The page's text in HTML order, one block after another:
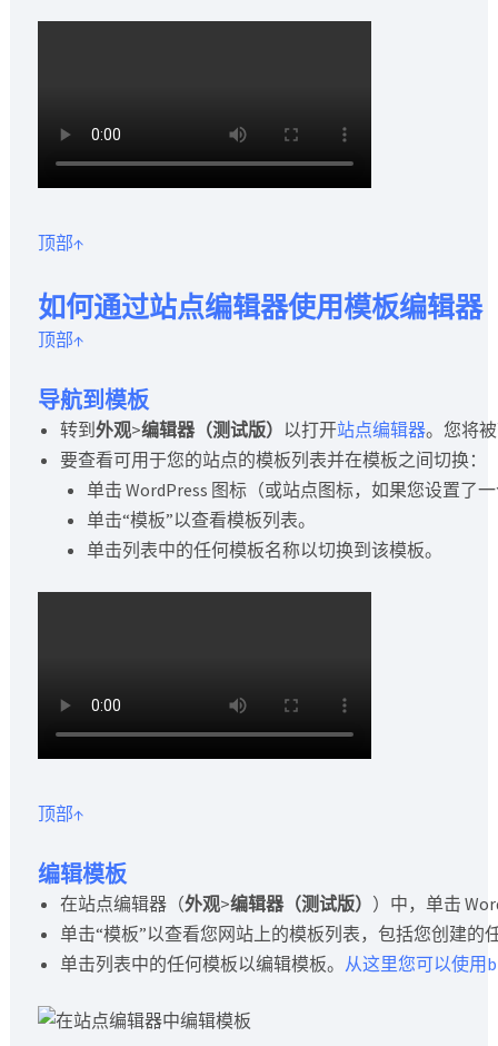
顶部↑
如何通过站点编辑器使用模板编辑器
顶部↑
导航到模板
转到外观>编辑器（测试版） 以打开站点编辑器。您将
要查看可用于您的站点的模板列表并在模板之间切换：
单击 WordPress 图标（或站点图标，如果您设置了
单击“模板”以查看模板列表。
单击列表中的任何模板名称以切换到该模板。
顶部↑
编辑模板
在站点编辑器（外观>编辑器（测试版） ）中，单击
单击“模板”以查看您网站上的模板列表，包括您创建的
单击列表中的任何模板以编辑模板。 从这里您可以使用